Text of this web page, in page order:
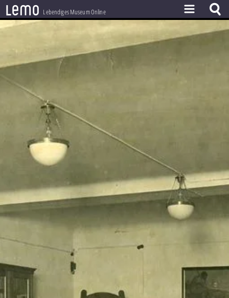
lemo Lebendiges Museum Online
ZEITSTRAHL
BESTAND
LERNEN
PROJEKT